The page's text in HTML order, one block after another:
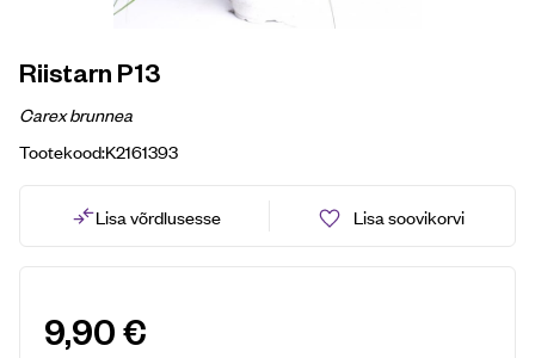
Riistarn P13
Carex brunnea
Tootekood:K2161393
Lisa võrdlusesse Lisa soovikorvi
9,90€